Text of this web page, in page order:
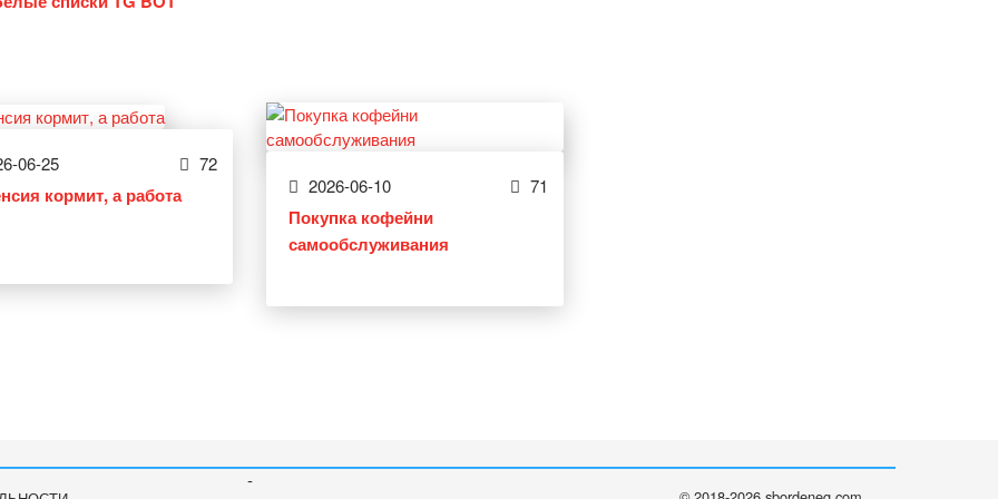
06-25 72
кормит, а работа 2026-06-10 71
Покупка кофейни
самообслуживания
-